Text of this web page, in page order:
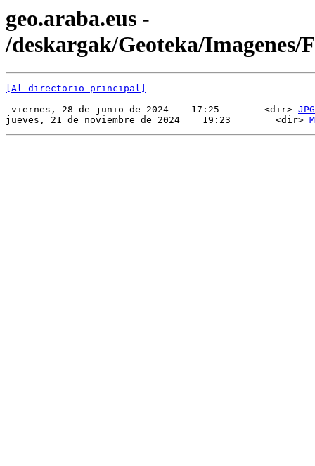
geo.araba.eus -
/deskargak/Geoteka/Imagenes/
[Al directorio principal]
viernes, 28 de junio de 2024    17:25        <dir> JPG
jueves, 21 de noviembre de 2024    19:23        <dir>